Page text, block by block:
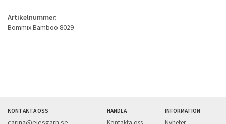
Artikelnummer:
Bommix Bamboo 8029
KONTAKTA OSS HANDLA INFORMATION